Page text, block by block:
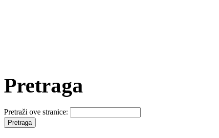
Pretraga
Pretraži ove stranice: